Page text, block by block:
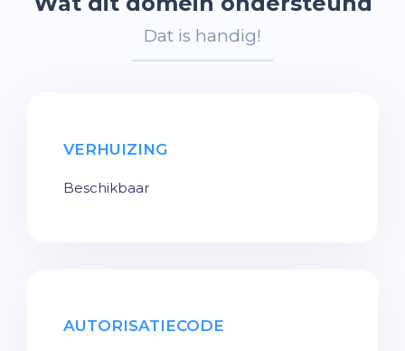
Dat is handig!
VERHUIZING
Beschikbaar
AUTORISATIECODE